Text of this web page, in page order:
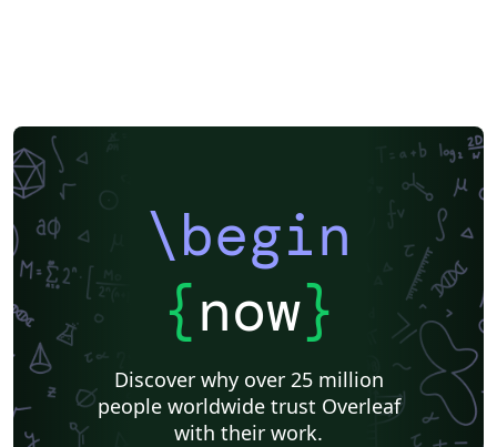
\begin
{now}
Discover why over 25 million
people worldwide trust Overleaf
with their work.